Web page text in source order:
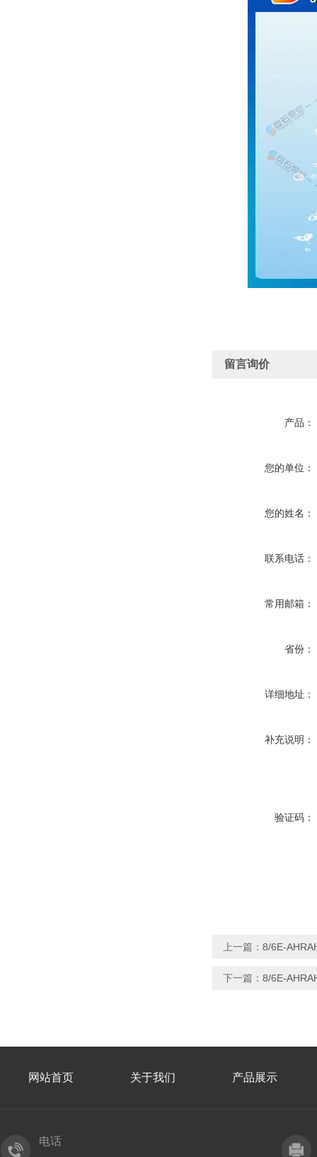
留言询价
产品：
您的单位：
您的姓名：
联系电话：
常用邮箱：
省份：
详细地址：
补充说明：
验证码：
上一篇： 8/6E-
下一篇： 8/6E-
网站首页 关于我们 产品展示
电话